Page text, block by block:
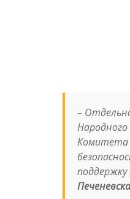
–
Комитета